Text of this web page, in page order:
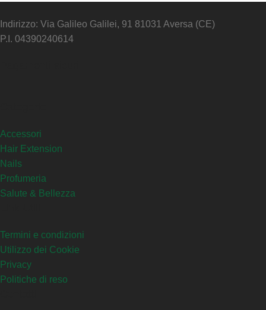
Indirizzo: Via Galileo Galilei, 91 81031 Aversa (CE)
P.I. 04390240614
Accessori
Hair Extension
Nails
Profumeria
Salute & Bellezza
Termini e condizioni
Utilizzo dei Cookie
Privacy
Politiche di reso